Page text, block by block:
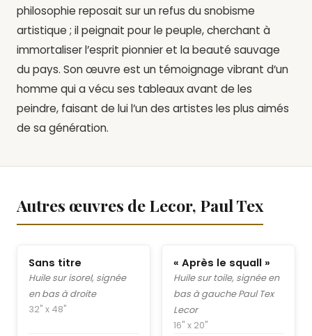
philosophie reposait sur un refus du snobisme
artistique ; il peignait pour le peuple, cherchant à
immortaliser l’esprit pionnier et la beauté sauvage
du pays. Son œuvre est un témoignage vibrant d’un
homme qui a vécu ses tableaux avant de les
peindre, faisant de lui l’un des artistes les plus aimés
de sa génération.
Autres œuvres de Lecor, Paul Tex
Sans titre
Huile sur isorel, signée
en bas à droite
32" x 48"
« Après le squall »
Huile sur toile, signée en
bas à gauche Paul Tex
Lecor
16" x 20"